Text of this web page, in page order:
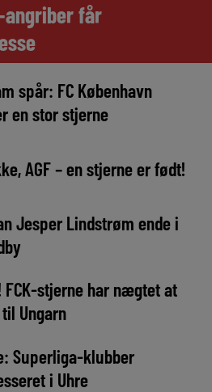
angriber får
spår: FC København
en stor stjerne
AGF – en stjerne er født!
Jesper Lindstrøm ende i
FCK-stjerne har nægtet at
Ungarn
Superliga-klubber
i Uhre